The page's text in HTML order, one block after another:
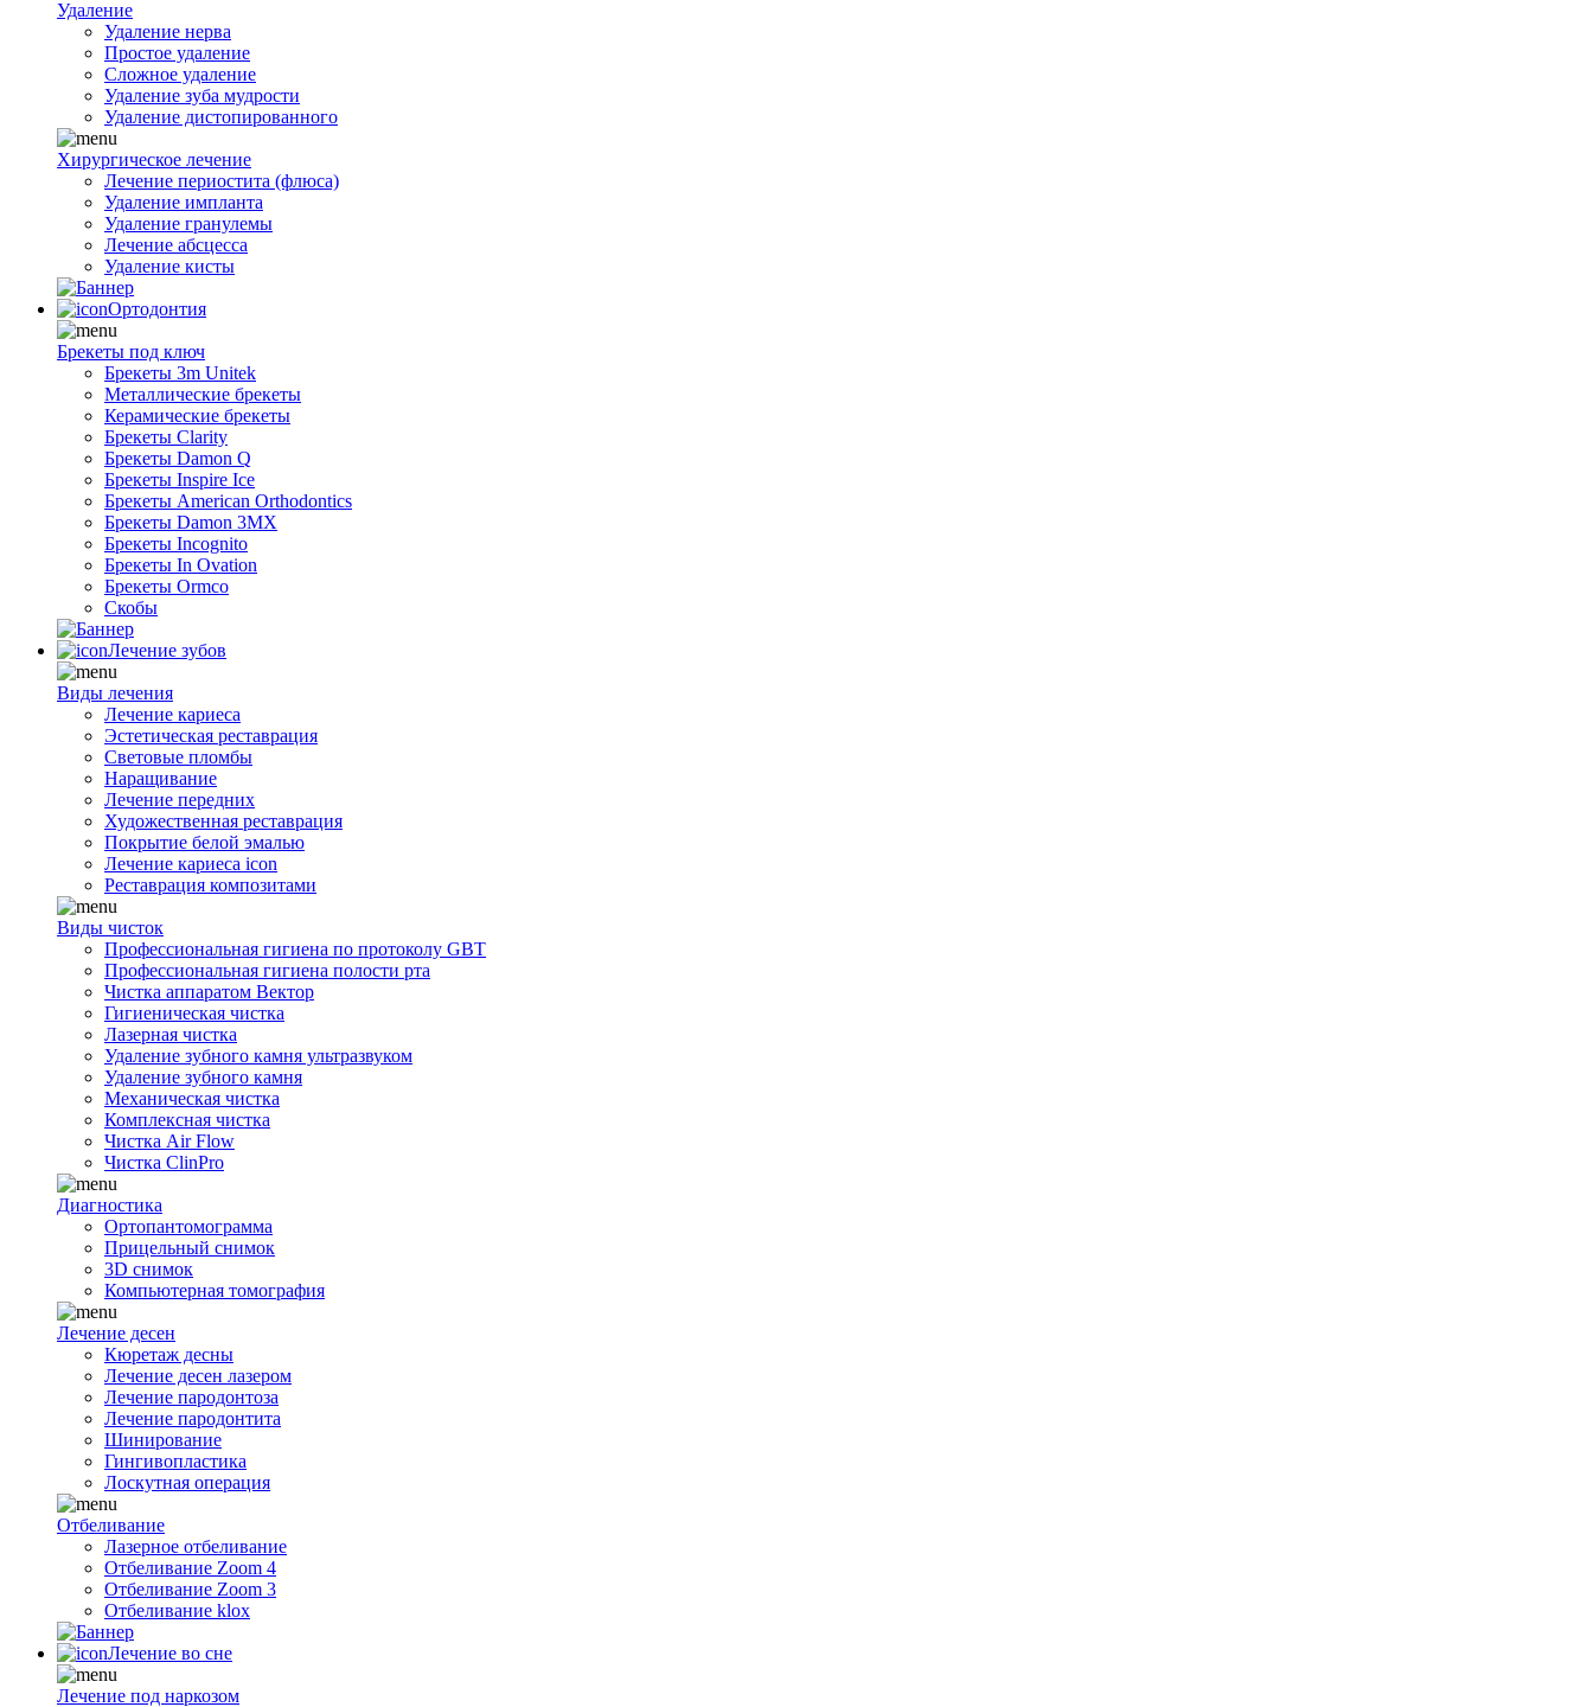
Удаление
Удаление нерва
Простое удаление
Сложное удаление
Удаление зуба мудрости
Удаление дистопированного
Хирургическое лечение
Лечение периостита (флюса)
Удаление импланта
Удаление гранулемы
Лечение абсцесса
Удаление кисты
Ортодонтия
Брекеты под ключ
Брекеты 3m Unitek
Металлические брекеты
Керамические брекеты
Брекеты Clarity
Брекеты Damon Q
Брекеты Inspire Ice
Брекеты American Orthodontics
Брекеты Damon 3MX
Брекеты Incognito
Брекеты In Ovation
Брекеты Ormco
Скобы
Лечение зубов
Виды лечения
Лечение кариеса
Эстетическая реставрация
Световые пломбы
Наращивание
Лечение передних
Художественная реставрация
Покрытие белой эмалью
Лечение кариеса icon
Реставрация композитами
Виды чисток
Профессиональная гигиена по протоколу GBT
Профессиональная гигиена полости рта
Чистка аппаратом Вектор
Гигиеническая чистка
Лазерная чистка
Удаление зубного камня ультразвуком
Удаление зубного камня
Механическая чистка
Комплексная чистка
Чистка Air Flow
Чистка ClinPro
Диагностика
Ортопантомограмма
Прицельный снимок
3D снимок
Компьютерная томография
Лечение десен
Кюретаж десны
Лечение десен лазером
Лечение пародонтоза
Лечение пародонтита
Шинирование
Гингивопластика
Лоскутная операция
Отбеливание
Лазерное отбеливание
Отбеливание Zoom 4
Отбеливание Zoom 3
Отбеливание klox
Лечение во сне
Лечение под наркозом